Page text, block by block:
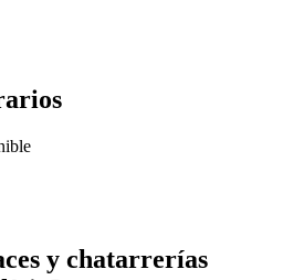
y chatarrerías